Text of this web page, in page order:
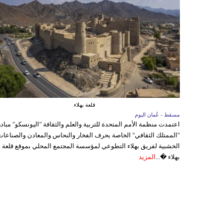
قلعة بهلاء
مسقط - عُمان اليوم
اعتمدت منظمة الأمم المتحدة للتربية والعلم والثقافة "اليونسكو"
"الممتلك الثقافي" الخاصة بحرف الفخار والنحاس والمعادن
الخشبية لفريق بهلاء التطوعي لمؤسسة المجتمع المحلي بموقع قلعة
بهلاء �... المزيد